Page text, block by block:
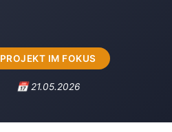
PROJEKT IM FOKUS
📅 21.05.2026